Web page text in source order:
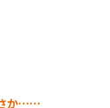
さか……